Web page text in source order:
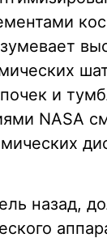
и
NASA
назад,